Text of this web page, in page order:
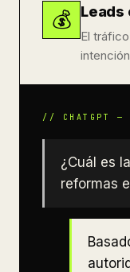
💰 Leads
El
¿Cuál es
reformas